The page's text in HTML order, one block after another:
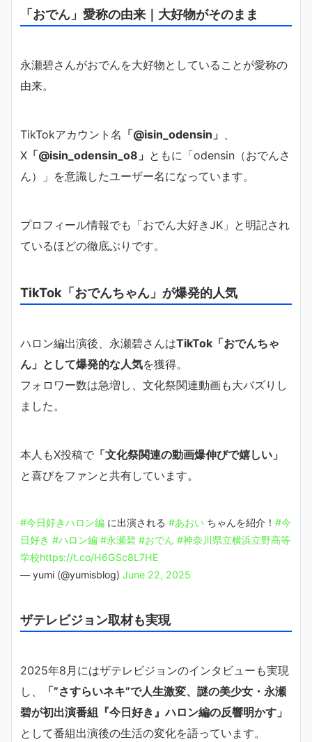
「おでん」愛称の由来｜大好物がそのまま
永瀬碧さんがおでんを大好物としていることが愛称の
由来。
TikTokアカウント名 「@isin_odensin」 、
X 「@isin_odensin_o8」 ともに「odensin（おでんさ
ん）」を意識したユーザー名になっています。
プロフィール情報でも「おでん大好きJK」と明記され
ているほどの徹底ぶりです。
TikTok「おでんちゃん」が爆発的人気
ハロン編出演後、永瀬碧さんはTikTok「おでんちゃ
ん」として爆発的な人気を獲得。
フォロワー数は急増し、文化祭関連動画も大バズりし
ました。
本人もX投稿で 「文化祭関連の動画爆伸びで嬉しい」
と喜びをファンと共有しています。
#今日好きハロン編 に出演される #あおい ちゃんを紹介！ #今
日好き #ハロン編 #永瀬碧 #おでん #神奈川県立横浜立野高等
学校https://t.co/H6GSc8L7HE
— yumi (@yumisblog) June 22, 2025
ザテレビジョン取材も実現
2025年8月にはザテレビジョンのインタビューも実現
し、
「”さすらいネキ”で人生激変、謎の美少女・永瀬
碧が初出演番組『今日好き』ハロン編の反響明かす」
として番組出演後の生活の変化を語っています。